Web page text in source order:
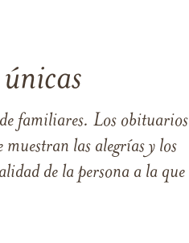
familiares. Los obituarios
las alegrías y los
de la persona a la que